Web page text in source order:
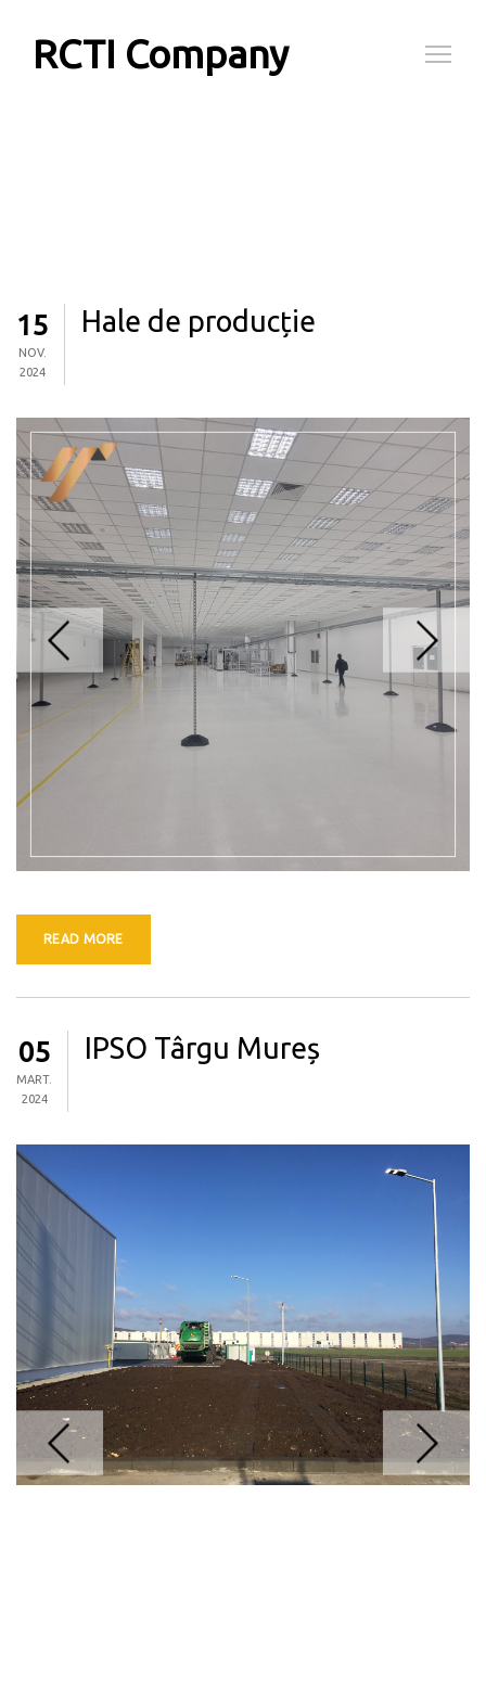
RCTI Company
15
NOV.
2024
Hale de producție
READ MORE
05
MART.
2024
IPSO Târgu Mureș